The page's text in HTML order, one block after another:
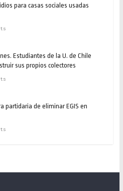
para casas sociales usadas
Estudiantes de la U. de Chile
sus propios colectores
partidaria de eliminar EGIS en